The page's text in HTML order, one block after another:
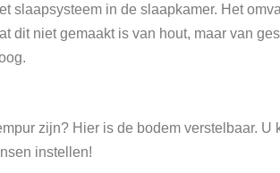
slaapsysteem in de slaapkamer. Het
dit niet gemaakt is van hout, maar van
zijn? Hier is de bodem verstelbaar.
instellen!